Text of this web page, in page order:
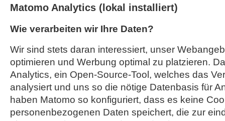
Matomo Analytics (lokal installiert)
Wie verarbeiten wir Ihre Daten?
Wir sind stets daran interessiert, unser
optimieren und Werbung optimal zu platzieren.
Analytics, ein Open-Source-Tool, welches das
analysiert und uns so die nötige Datenbasis für
haben Matomo so konfiguriert, dass es keine
personenbezogenen Daten speichert, die zur